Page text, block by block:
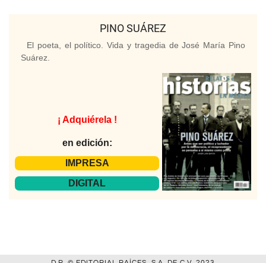
PINO SUÁREZ
El poeta, el político. Vida y tragedia de José María Pino
Suárez.
¡ Adquiérela !
en edición:
IMPRESA
DIGITAL